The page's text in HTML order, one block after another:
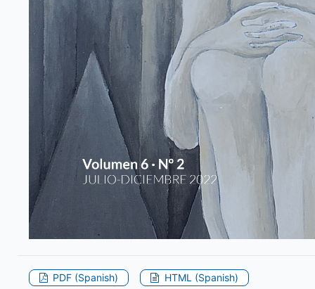
PDF (Spanish) HTML (Spanish)